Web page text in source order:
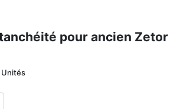
pour ancien Zetor
Unités